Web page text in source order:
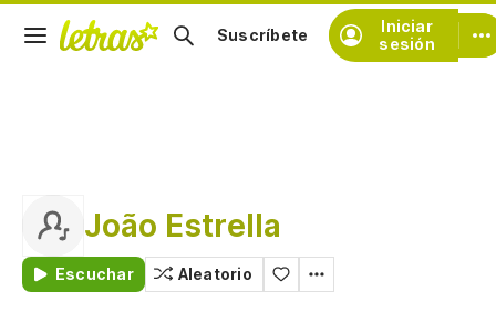
Iniciar
sesión
Suscríbete
João Estrella
Escuchar Aleatorio